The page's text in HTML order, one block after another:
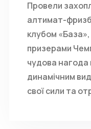
Провели
алтимат-
клубом
призерами
чудова нагода
динамічним
свої сили та